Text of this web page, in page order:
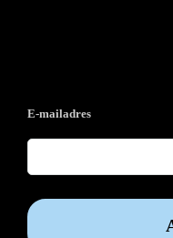
E-mailadres